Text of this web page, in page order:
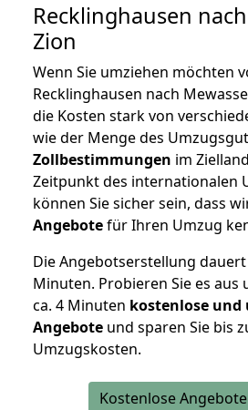
Recklinghausen
Zion
Wenn Sie umziehen möchten
Recklinghausen nach
die Kosten stark von
wie der Menge des
Zollbestimmungen im
Zeitpunkt des internationalen
können Sie sicher sein, dass
Angebotefür Ihren Umzug
Die Angebotserstellung
Minuten. Probieren Sie es aus
ca. 4 Minuten kostenlose
Angebote und sparen Sie bis
Umzugskosten.
Kostenlose